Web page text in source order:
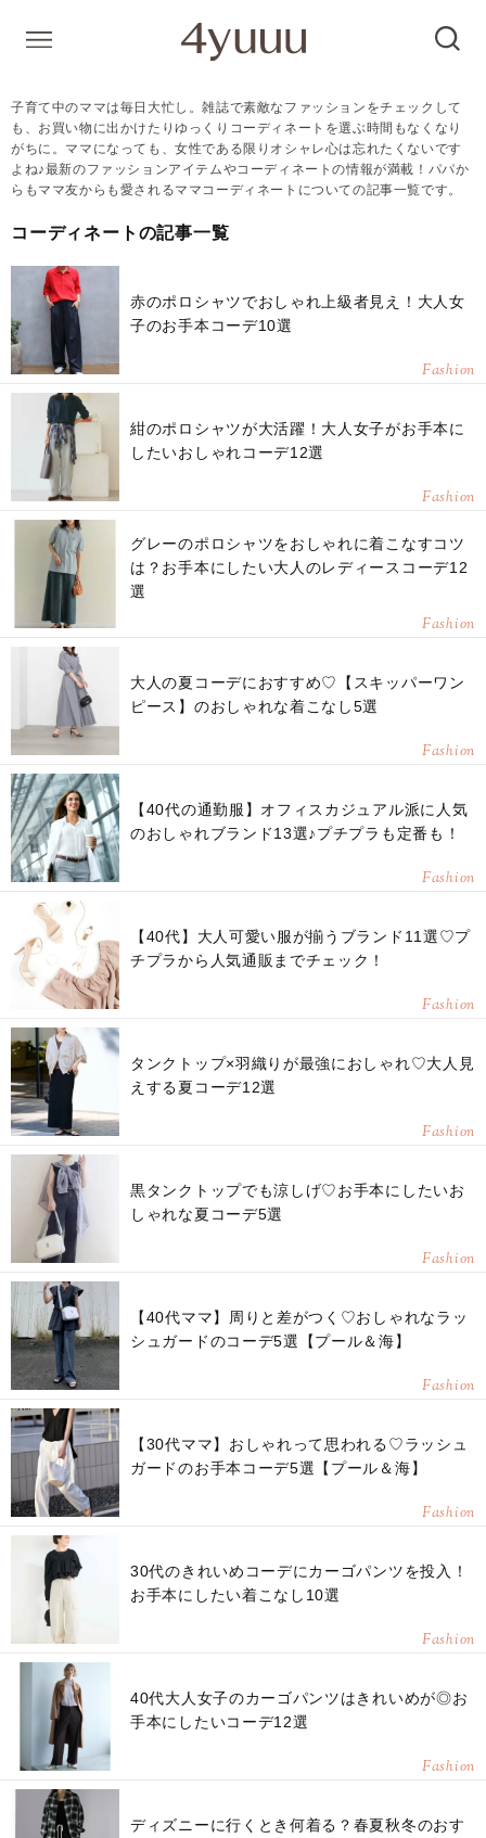
子育て中のママは毎日大忙し。雑誌で素敵なファッションをチェックして
も、お買い物に出かけたりゆっくりコーディネートを選ぶ時間もなくなり
がちに。ママになっても、女性である限りオシャレ心は忘れたくないです
よね♪最新のファッションアイテムやコーディネートの情報が満載！パパか
らもママ友からも愛されるママコーディネートについての記事一覧です。
コーディネートの記事一覧
赤のポロシャツでおしゃれ上級者見え！大人女
子のお手本コーデ10選
Fashion
紺のポロシャツが大活躍！大人女子がお手本に
したいおしゃれコーデ12選
Fashion
グレーのポロシャツをおしゃれに着こなすコツ
は？お手本にしたい大人のレディースコーデ12
選
Fashion
大人の夏コーデにおすすめ♡【スキッパーワン
ピース】のおしゃれな着こなし5選
Fashion
【40代の通勤服】オフィスカジュアル派に人気
のおしゃれブランド13選♪プチプラも定番も！
Fashion
【40代】大人可愛い服が揃うブランド11選♡プ
チプラから人気通販までチェック！
Fashion
タンクトップ×羽織りが最強におしゃれ♡大人見
えする夏コーデ12選
Fashion
黒タンクトップでも涼しげ♡お手本にしたいお
しゃれな夏コーデ5選
Fashion
【40代ママ】周りと差がつく♡おしゃれなラッ
シュガードのコーデ5選【プール＆海】
Fashion
【30代ママ】おしゃれって思われる♡ラッシュ
ガードのお手本コーデ5選【プール＆海】
Fashion
30代のきれいめコーデにカーゴパンツを投入！
お手本にしたい着こなし10選
Fashion
40代大人女子のカーゴパンツはきれいめが◎お
手本にしたいコーデ12選
Fashion
ディズニーに行くとき何着る？春夏秋冬のおす